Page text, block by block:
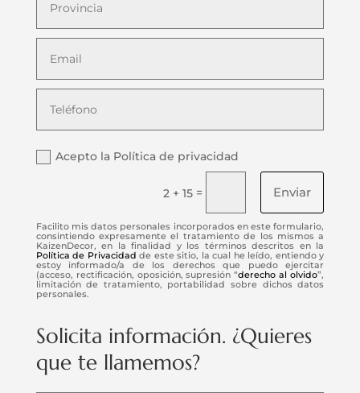
Acepto la Política de privacidad
2 + 15 = Enviar
Facilito mis datos personales incorporados en este formulario,
consintiendo expresamente el tratamiento de los mismos a
KaizenDecor, en la finalidad y los términos descritos en la
Política de Privacidad de este sitio, la cual he leído, entiendo y
estoy informado/a de los derechos que puedo ejercitar
(acceso, rectificación, oposición, supresión “derecho al olvido”,
limitación de tratamiento, portabilidad sobre dichos datos
personales.
Solicita información. ¿Quieres
que te llamemos?